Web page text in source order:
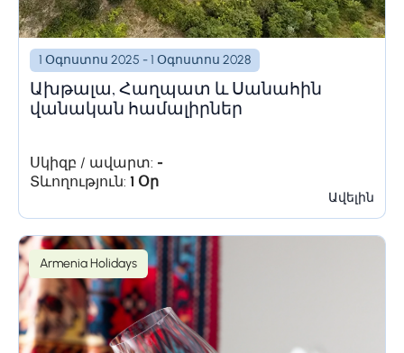
1 Օգոստոս 2025 - 1 Օգոստոս 2028
Ախթալա, Հաղպատ և Սանահին
վանական համալիրներ
Սկիզբ / ավարտ: -
Տևողություն: 1 Օր
Ավելին
Armenia Holidays